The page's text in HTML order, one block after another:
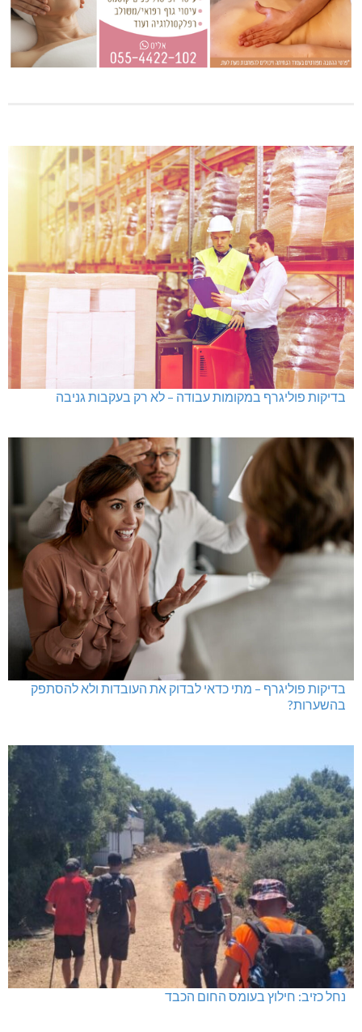
בדיקות פוליגרף במקומות עבודה – לא רק בעקבות גניבה
בדיקות פוליגרף – מתי כדאי לבדוק את העובדות ולא להסתפק
בהשערות?
נחל כזיב: חילוץ בעומס החום הכבד